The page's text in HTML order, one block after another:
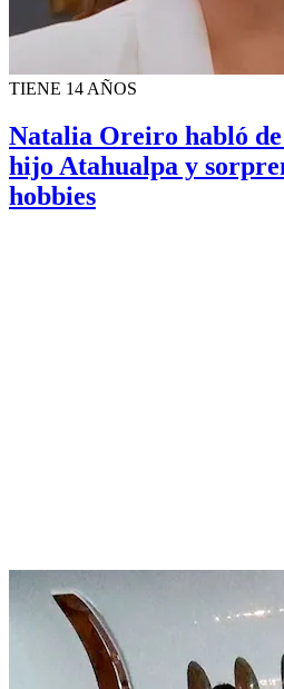
TIENE 14 AÑOS
Natalia Oreiro habló de
hijo Atahualpa y
hobbies